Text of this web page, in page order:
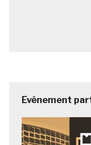
Evénement